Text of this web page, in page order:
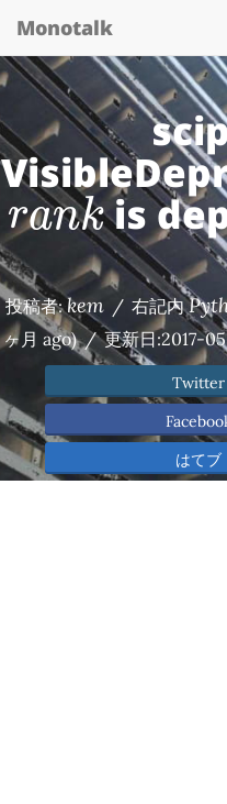
Monotalk
rank
rankis
投稿者:kem / 右記内
ヶ月 ago) / 更新日:2017-
Twitter
はてブ